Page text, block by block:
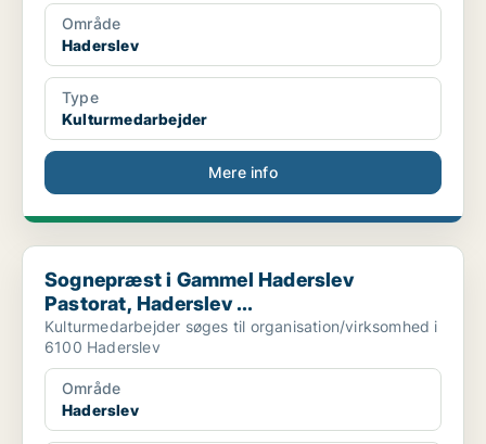
Område
Haderslev
Type
Kulturmedarbejder
Mere info
Sognepræst i Gammel Haderslev Pastorat, Haderslev ...
Sognepræst i Gammel Haderslev
Pastorat, Haderslev ...
Kulturmedarbejder søges til organisation/virksomhed i
6100 Haderslev
Område
Haderslev